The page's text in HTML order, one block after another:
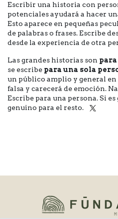
Escribir una historia con
potenciales ayudará a hacer
Esto aparece en pequeñas
de palabras o frases. Escribe
desde la experiencia de otra
Las grandes historias son
se escribe para una sola
un público amplio y general
falsa y carecerá de emoción.
Escribe para una persona. Si
genuino para el resto.